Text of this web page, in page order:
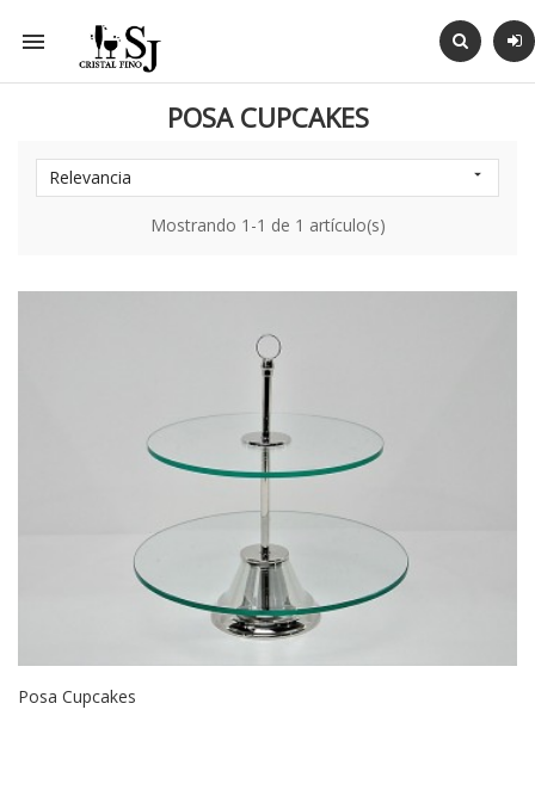

POSA CUPCAKES
Relevancia 
Mostrando 1-1 de 1 artículo(s)
Posa Cupcakes